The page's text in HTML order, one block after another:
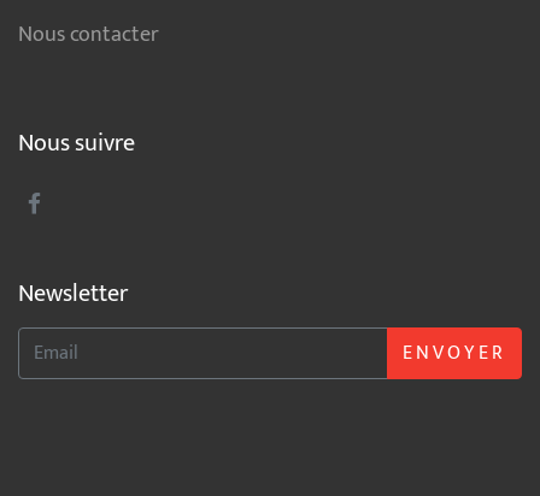
Nous contacter
Nous suivre
Newsletter
ENVOYER